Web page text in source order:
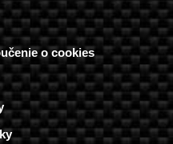
o cookies